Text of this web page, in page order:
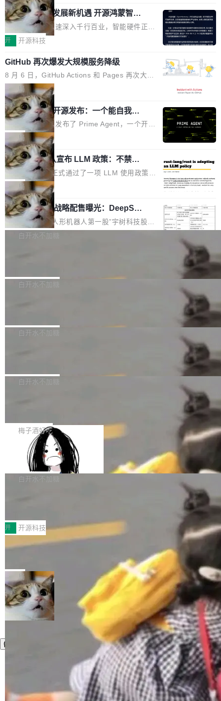
高了。全域营销服务商的竞争正在从规模转向深
度,案例厚度、全域覆盖、多线协同...
或造假。问题是，作为读者，如果你筛选出那些
看起来最令人兴奋的论文，那它们大部分都是过
度宣传的。」 这才是真正的痛点。不是所有论文
都有问题，是最吸引眼球的那批论文最有问题。
他引用的帖子来自 Mathew Shen，一位 ICLR 2
026 的读者：「看了篇 ...
Pham 的一条推文。Hieu Pham 是谁？他是 xAI
的早期工程师之一，在 Grok 训练基础设施团队
工作过。近日他在 X 上发了一条帖子，列出了他
认为现代 AI 领域最重要的三个开源项目。 第一
个名字毫无悬念：Flash Attention 2。 Hieu 的
理由很具体。FA 系列不需要解释，但 FA2 是他
认为最重要的一个——复杂度恰到好处，刚好能
驱动你去学 CuTe，但还没被那些"邪恶的" Hopp
er++ 优化所淹没，足够容易修改和适配。 更关
键的是 FA2 的持久性...
共商智能硬件发展新机遇 开源鸿蒙智能
硬件开发者日杭州站即将举行
随着万物智联加速深入千行百业，智能硬件正从
单点设备迈向智能化、网联化、协同化发展。作
鸿蒙通过统一技术底座和分布式能力，为不同类
型智能设备的开发、连接与互联提供关键支撑，
也为产业链企业探索产品创新与商业增长打开新
的空间。 8月14日，开源鸿蒙智能硬件开发者日
（OHDD：OpenHarmony Hardware Develope
r Day）将在杭州启航。活动面向智能硬件产业
链企业和开发者，邀请行业专家与资深技术顾
问，围绕开源鸿蒙技术能力、设备适配、芯片适
配、功耗与稳定性调优、兼容性测评及统一互联
等内容展开系统讲解和实战交流，帮助企业进一
步了解开源鸿蒙在智能...
开 开源科技
GitHub 再次爆发大规模服务降级
8 月 6 日，GitHub Actions 和 Pages 再次大规
模服务降级，Actions 完全不可用超过 5 小时，
webhook 停发，连自托管 runner 也因调度层故
障无法工作。Pages、Copilot code review、C
opilot coding agent 全部受影响。从检测到完全
恢复，大约 12 小时。 这是 2026 年 8 月的第六
起事故，其中四起与 AI/Copilot 服务相关。 Git
Hub 员工 kdaigle 在 HN 讨论中贴出了一组数
据：2025 年全年 10 亿次 commit。现在，每周
2.75 亿次，全年预计 140 亿次。GitHub...
局
Prime Agent 开源发布：一个能自我改
进的编程 Agent，ARC-AGI 3 超越人类
专家基线
Prime Intellect 发布了 Prime Agent，一个开源
的编程 Agent Harness，核心设计围绕两个抽
象：Recursive Language Model（RLM）和 C
ontinual Harness。在 ARC-AGI 3 基准测试
上，Prime Agent + Opus 5 的组合达到了 95.
5% RHAE Best@1，超过了 ARC 报告的人类专
家基线 95.4%。 不是又一个 coding agent 包装
器 Prime Agent 的架构和市面上大多数 coding
agent 有本质区别。大多数 agent harness 的设
计是基于早期模型的能力—...
局
Rust 项目团队宣布 LLM 政策：不禁
止，但你要承认哪些代码不是你写的
Rust 语言项目正式通过了一项 LLM 使用政策，
覆盖 rust-lang/rust 单一仓库的代码贡献。这不
是项目级别的官方立场，目前由五个团队采纳，
但它可能是主流开源项目中关于 AI 辅助贡献最
细致的一份规则。 政策的核心只有一句话：LLM
可以用来分析、提炼、审阅、建议，但不能用来
不得生成涉及安全性的关键变更，除非作者本身
局
宇树科技 IPO 战略配售曝光：DeepSe
ek 获配 93.3 万股，锁定 36 个月
8月6日晚间，“人形机器人第一股”宇树科技股份
有限公司披露IPO发行价格及战略配售结果，杭
36个月。 公告显示，本次宇树科技战略配售对
员工参与设立的专项资产管理计划。其中，Dee
获配9...
白开水不加糖
Bug fixes and enhancements 修复多次传递同
一个回归问题，该问题导致拉取镜像时会拒绝包
题，该问题可能导致在旧版 Linux 内核...
白开水不加糖
e 孵化器项目管理委员会（IPMC）投票中获得
P）！这一里程碑不仅标志着 Fluss 迈入新的发
白开水不加糖
长期停止内容更新，未能实现其作为“AI版维基百
提交的编辑请求也长期处于待处理状态。 Groki
pedia 于去年底上线，定位为由人工智能生成内
容的百科平台，被马斯克视为传统众包百科网站
维基百科的替代方案。Lawfare 调查发现，无论
热门页面还是低关注度页面，均未出现近期更
白开水不加糖
是这样的：配 MessageSource 的 Bean、写 R
eloadableResourceBundleMessageSource、
声明 LocaleResolver、注册 LocaleChangeInt
erceptor…五六步之后才能看到第一行翻译文
本。 Solon 换了个方式。整个 i18n 模块围绕三
梅子酒好吃
Apache Doris 4.1 全面增强 Iceberg：
支持 UPDATE、MERGE INTO 与 Iceb
erg V3
Apache Doris 4.1 要补齐的，正是缺失的那一
半。在已有查询能力的基础上，Doris 进一步支
常维护操作，并完整支持 Iceberg V3 格式。
白开水不加糖
村国家自主创新示范区会议中心开幕。本届大会
由中关村智联软件服务业质量创新联盟主办，以
“智构可信·质创未来——AI原生时代的质量新范
式”为主题，直面AI从实验室走向规模化产业落地
的核心质量命题。会上，《2026智能研发生产力
工具选型手册》发布，Testin云测的Testin XAge
nt智能测试系统入选AI测试领域代表产品。对CI
O而言，这提示了一个转变：AI测试正在从效率
工具升级为企业的质量基础设施。 CIO面对的新
现实 过去两年，CIO们的焦虑清单上多了两项：
一是如何让大模型和智能体应用安全地从PoC走
向生产，二是如何让测试团队跟得上AI应用...
开 开源科技
让非法状态不可表示：一篇关于 ADT
有一种东西，一旦用过就回不去了。Alex Fedos
eev 管它叫"软件设计的基石"。 他说的东西不新
鲜——代数数据类型（ADT），尤其是和类型
（sum type）。但他说清楚了一件事：这不是类
型系统的学术体操，是日常编码的思维方式。 文
章从一个简单的例子切入。一个网站的深色主题
设置，如果用布尔值 + 可空字段来表示——bool
ean 表示是否可切换，nullable 的默认模式、浅
色方案、深色方案——会产生大量无意义的组
合。方案缺了、配置冲突了、全 null 了。要知道
哪些组合有效，作者说，你得靠"文档、校验、或
者部落知识"。 换个写法。Rust 的 enum，两个
局